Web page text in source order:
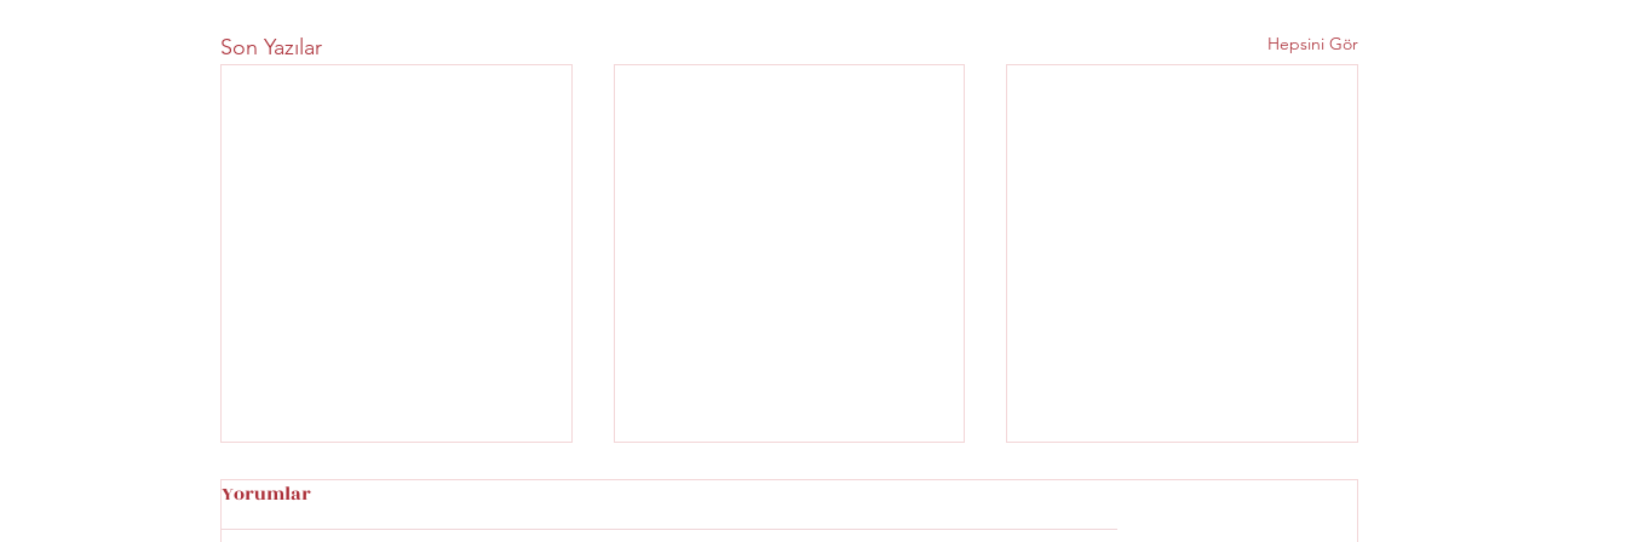
Son Yazılar Hepsini Gör
Yorumlar